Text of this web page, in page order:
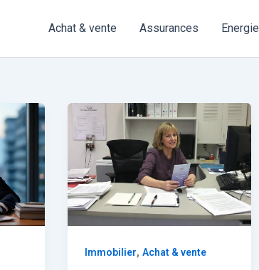
Achat & vente Assurances Energie
Immobilier, Achat & vente